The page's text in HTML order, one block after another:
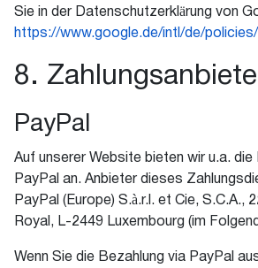
Sie in der Datenschutzerklärung von
https://www.google.de/intl/de/
8.
PayPal
Auf unserer Website bieten wir u.a. die
PayPal an. Anbieter dieses
PayPal (Europe) S.à.r.l. et Cie, S.C.A.,
Royal, L-2449 Luxembourg (im
Wenn Sie die Bezahlung via PayPal